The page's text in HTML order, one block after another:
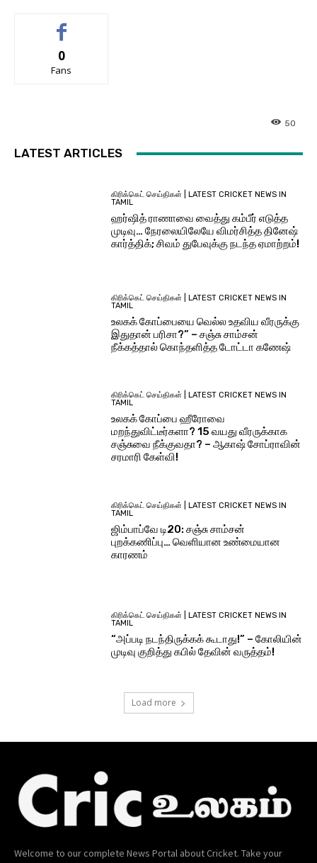
0
Fans
50
LATEST ARTICLES
கிரிக்கெட் செய்திகள் | LATEST CRICKET NEWS IN
TAMIL
ஹர்ஷித் ராணாவை வைத்து கம்பீர் எடுத்த
முடிவு… நேரலையிலேயே விமர்சித்த தினேஷ்
கார்த்திக்; சிவம் துபேவுக்கு நடந்த ஏமாற்றம்!
கிரிக்கெட் செய்திகள் | LATEST CRICKET NEWS IN
TAMIL
உலகக் கோப்பையை வெல்ல உதவிய வீரருக்கு
இதுதான் பரிசா?” – சஞ்சு சாம்சன்
நீக்கத்தால் கொந்தளித்த டோட்டா கணேஷ்
கிரிக்கெட் செய்திகள் | LATEST CRICKET NEWS IN
TAMIL
உலகக் கோப்பை ஹீரோவை
மறந்துவிட்டீர்களா? 15 வயது வீரருக்காக
சஞ்சுவை நீக்குவதா? – ஆகாஷ் சோப்ராவின்
சரமாரி கேள்வி!
கிரிக்கெட் செய்திகள் | LATEST CRICKET NEWS IN
TAMIL
ஜிம்பாப்வே டி20: சஞ்சு சாம்சன்
புறக்கணிப்பு… வெளியான உண்மையான
காரணம்
கிரிக்கெட் செய்திகள் | LATEST CRICKET NEWS IN
TAMIL
“அப்படி நடந்திருக்கக் கூடாது!” – கோலியின்
முடிவு குறித்து கபில் தேவின் வருத்தம்!
Load more
Welcome to our complete News Portal about Cricket. Take your